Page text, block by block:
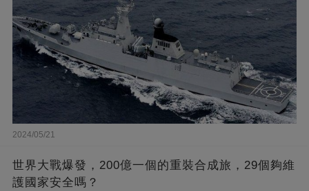
2024/05/21
世界大戰爆發，200億一個的重裝合成旅，29個夠維
護國家安全嗎？